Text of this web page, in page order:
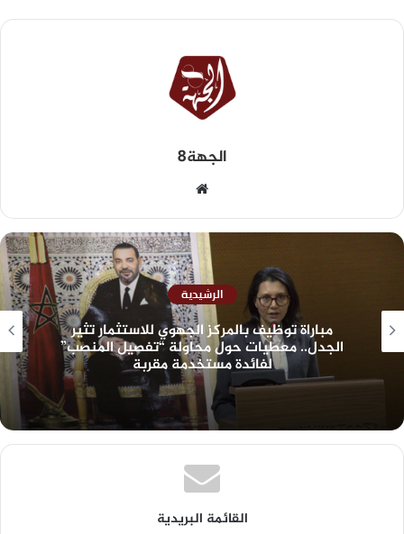
الجهة8
الرشيدية
مباراة توظيف بالمركز الجهوي للاستثمار تثير
الجدل.. معطيات حول محاولة “تفصيل المنصب”
لفائدة مستخدمة مقربة
القائمة البريدية